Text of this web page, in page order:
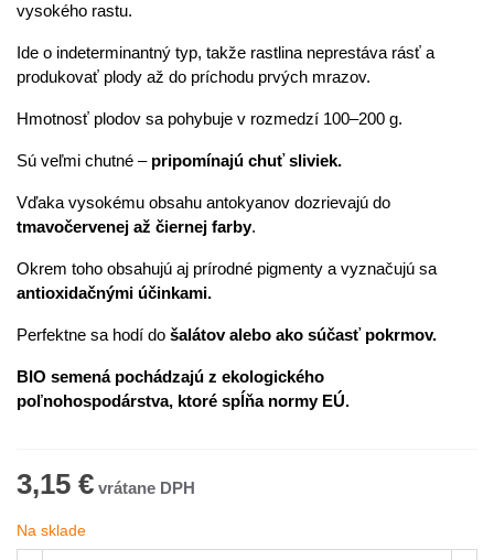
vysokého rastu.
Ide o indeterminantný typ, takže rastlina neprestáva rásť a
produkovať plody až do príchodu prvých mrazov.
Hmotnosť plodov sa pohybuje v rozmedzí 100–200 g.
Sú veľmi chutné – pripomínajú chuť sliviek.
Vďaka vysokému obsahu antokyanov dozrievajú do
tmavočervenej až čiernej farby.
Okrem toho obsahujú aj prírodné pigmenty a vyznačujú sa
antioxidačnými účinkami.
Perfektne sa hodí do šalátov alebo ako súčasť pokrmov.
BIO semená pochádzajú z ekologického
poľnohospodárstva, ktoré spĺňa normy EÚ.
3,15 €
Na sklade